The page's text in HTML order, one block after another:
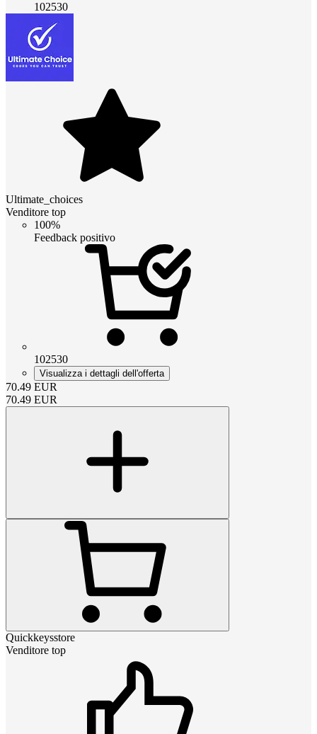
102530
Ultimate_choices
Venditore top
100%
Feedback positivo
102530
Visualizza i dettagli dell'offerta
70.49 EUR
70.49 EUR
Quickkeysstore
Venditore top